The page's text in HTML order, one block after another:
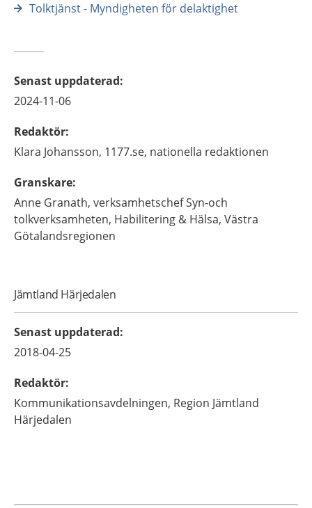
Tolktjänst - Myndigheten för delaktighet
Senast uppdaterad:
2024-11-06
Redaktör:
Klara Johansson, 1177.se, nationella redaktionen
Granskare:
Anne Granath, verksamhetschef Syn-och
tolkverksamheten, Habilitering & Hälsa, Västra
Götalandsregionen
Jämtland Härjedalen
Senast uppdaterad:
2018-04-25
Redaktör:
Kommunikationsavdelningen, Region Jämtland
Härjedalen